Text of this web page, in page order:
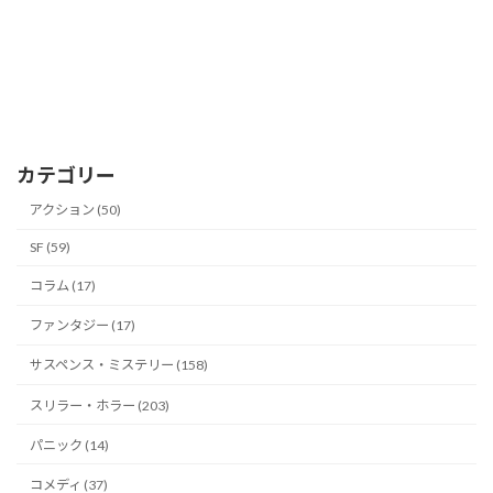
カテゴリー
アクション (50)
SF (59)
コラム (17)
ファンタジー (17)
サスペンス・ミステリー (158)
スリラー・ホラー (203)
パニック (14)
コメディ (37)